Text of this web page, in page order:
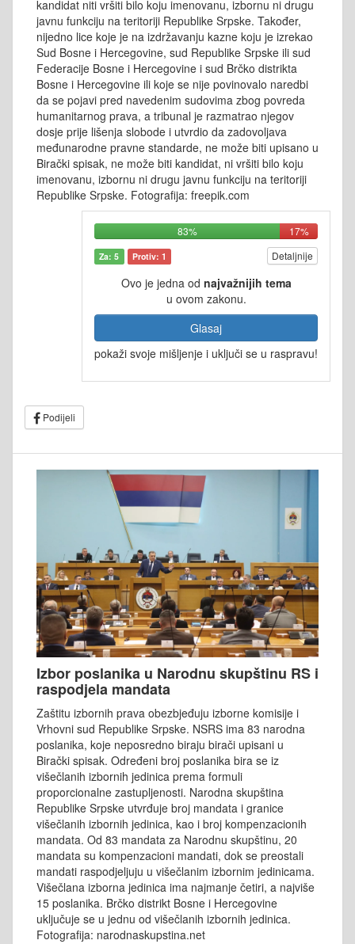
kandidat niti vršiti bilo koju imenovanu, izbornu ni drugu
javnu funkciju na teritoriji Republike Srpske. Također,
nijedno lice koje je na izdržavanju kazne koju je izrekao
Sud Bosne i Hercegovine, sud Republike Srpske ili sud
Federacije Bosne i Hercegovine i sud Brčko distrikta
Bosne i Hercegovine ili koje se nije povinovalo naredbi
da se pojavi pred navedenim sudovima zbog povreda
humanitarnog prava, a tribunal je razmatrao njegov
dosje prije lišenja slobode i utvrdio da zadovoljava
međunarodne pravne standarde, ne može biti upisano u
Birački spisak, ne može biti kandidat, ni vršiti bilo koju
imenovanu, izbornu ni drugu javnu funkciju na teritoriji
Republike Srpske. Fotografija: freepik.com
83% 17%
Za: 5 Protiv: 1 Detaljnije
Ovo je jedna od najvažnijih tema
u ovom zakonu.
Glasaj
pokaži svoje mišljenje i uključi se u raspravu!
Podijeli
Izbor poslanika u Narodnu skupštinu RS i
raspodjela mandata
Zaštitu izbornih prava obezbjeđuju izborne komisije i
Vrhovni sud Republike Srpske. NSRS ima 83 narodna
poslanika, koje neposredno biraju birači upisani u
Birački spisak. Određeni broj poslanika bira se iz
višečlanih izbornih jedinica prema formuli
proporcionalne zastupljenosti. Narodna skupština
Republike Srpske utvrđuje broj mandata i granice
višečlanih izbornih jedinica, kao i broj kompenzacionih
mandata. Od 83 mandata za Narodnu skupštinu, 20
mandata su kompenzacioni mandati, dok se preostali
mandati raspodjeljuju u višečlanim izbornim jedinicama.
Višečlana izborna jedinica ima najmanje četiri, a najviše
15 poslanika. Brčko distrikt Bosne i Hercegovine
uključuje se u jednu od višečlanih izbornih jedinica.
Fotografija: narodnaskupstina.net